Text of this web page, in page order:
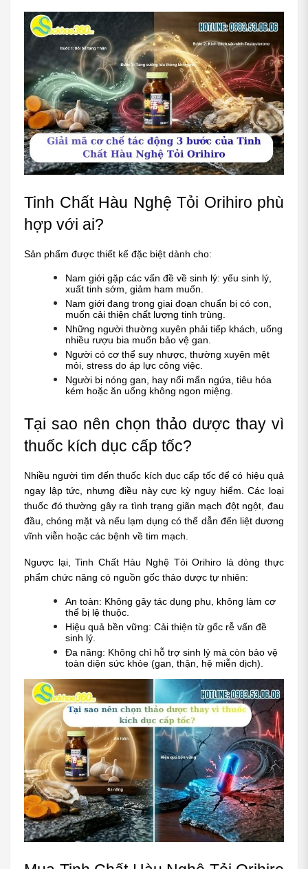
Tinh Chất Hàu Nghệ Tỏi Orihiro phù
hợp với ai?
Sản phẩm được thiết kế đặc biệt dành cho:
Nam giới gặp các vấn đề về sinh lý: yếu sinh lý,
xuất tinh sớm, giảm ham muốn.
Nam giới đang trong giai đoạn chuẩn bị có con,
muốn cải thiện chất lượng tinh trùng.
Những người thường xuyên phải tiếp khách, uống
nhiều rượu bia muốn bảo vệ gan.
Người có cơ thể suy nhược, thường xuyên mệt
mỏi, stress do áp lực công việc.
Người bị nóng gan, hay nổi mẩn ngứa, tiêu hóa
kém hoặc ăn uống không ngon miệng.
Tại sao nên chọn thảo dược thay vì
thuốc kích dục cấp tốc?
Nhiều người tìm đến thuốc kích dục cấp tốc để có hiệu quả
ngay lập tức, nhưng điều này cực kỳ nguy hiểm. Các loại
thuốc đó thường gây ra tình trạng giãn mạch đột ngột, đau
đầu, chóng mặt và nếu lạm dụng có thể dẫn đến liệt dương
vĩnh viễn hoặc các bệnh về tim mạch.
Ngược lại, Tinh Chất Hàu Nghệ Tỏi Orihiro là dòng thực
phẩm chức năng có nguồn gốc thảo dược tự nhiên:
An toàn: Không gây tác dụng phụ, không làm cơ
thể bị lệ thuộc.
Hiệu quả bền vững: Cải thiện từ gốc rễ vấn đề
sinh lý.
Đa năng: Không chỉ hỗ trợ sinh lý mà còn bảo vệ
toàn diện sức khỏe (gan, thận, hệ miễn dịch).